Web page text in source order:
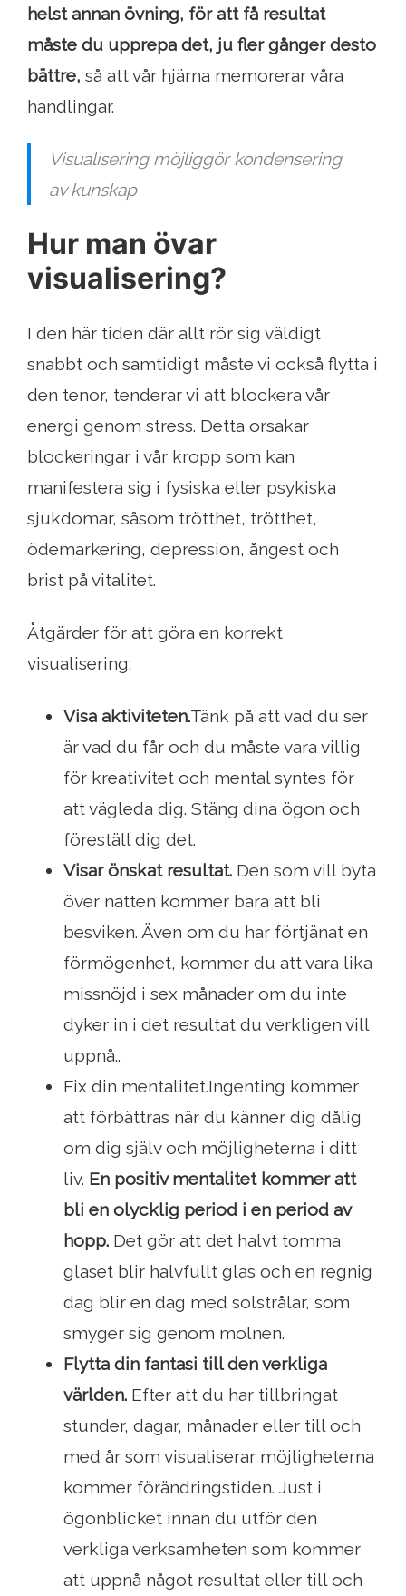
helst annan övning, för att få resultat
måste du upprepa det, ju fler gånger desto
bättre, så att vår hjärna memorerar våra
handlingar.
Visualisering möjliggör kondensering
av kunskap
Hur man övar
visualisering?
I den här tiden där allt rör sig väldigt
snabbt och samtidigt måste vi också flytta i
den tenor, tenderar vi att blockera vår
energi genom stress. Detta orsakar
blockeringar i vår kropp som kan
manifestera sig i fysiska eller psykiska
sjukdomar, såsom trötthet, trötthet,
ödemarkering, depression, ångest och
brist på vitalitet.
Åtgärder för att göra en korrekt
visualisering:
Visa aktiviteten.Tänk på att vad du ser
är vad du får och du måste vara villig
för kreativitet och mental syntes för
att vägleda dig. Stäng dina ögon och
föreställ dig det.
Visar önskat resultat. Den som vill byta
över natten kommer bara att bli
besviken. Även om du har förtjänat en
förmögenhet, kommer du att vara lika
missnöjd i sex månader om du inte
dyker in i det resultat du verkligen vill
uppnå..
Fix din mentalitet.Ingenting kommer
att förbättras när du känner dig dålig
om dig själv och möjligheterna i ditt
liv. En positiv mentalitet kommer att
bli en olycklig period i en period av
hopp. Det gör att det halvt tomma
glaset blir halvfullt glas och en regnig
dag blir en dag med solstrålar, som
smyger sig genom molnen.
Flytta din fantasi till den verkliga
världen. Efter att du har tillbringat
stunder, dagar, månader eller till och
med år som visualiserar möjligheterna
kommer förändringstiden. Just i
ögonblicket innan du utför den
verkliga verksamheten som kommer
att uppnå något resultat eller till och